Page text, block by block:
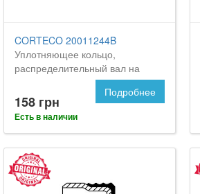
CORTECO 20011244B
Уплотняющее кольцо,
распределительный вал на
158 грн
Есть в наличии
Подробнее